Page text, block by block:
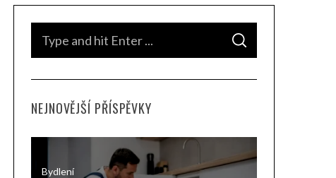
c
S
A
C
NEJNOVĚJŠÍ PŘÍSPĚVKY
Bydlení